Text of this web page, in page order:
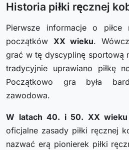
Historia piłki ręcznej
Pierwsze informacje o piłce
początków XX wieku.
grać w tę dyscyplinę sportową
tradycyjnie uprawiano piłkę
Początkowo gra była
zawodowa.
W latach 40. i 50. XX wieku
oficjalne zasady piłki ręcznej
nazwać erą pionierek piłki